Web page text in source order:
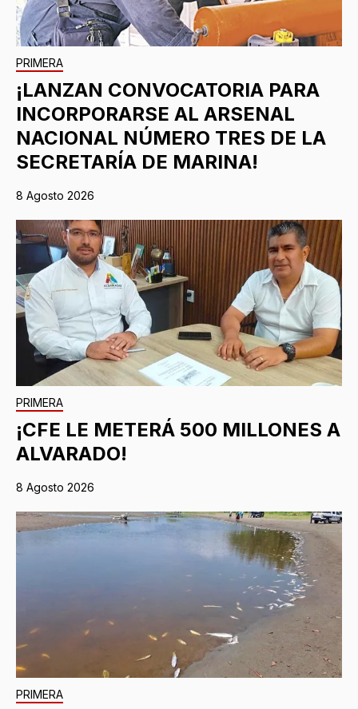
PRIMERA
¡LANZAN CONVOCATORIA PARA
INCORPORARSE AL ARSENAL
NACIONAL NÚMERO TRES DE LA
SECRETARÍA DE MARINA!
8 Agosto 2026
PRIMERA
¡CFE LE METERÁ 500 MILLONES A
ALVARADO!
8 Agosto 2026
PRIMERA